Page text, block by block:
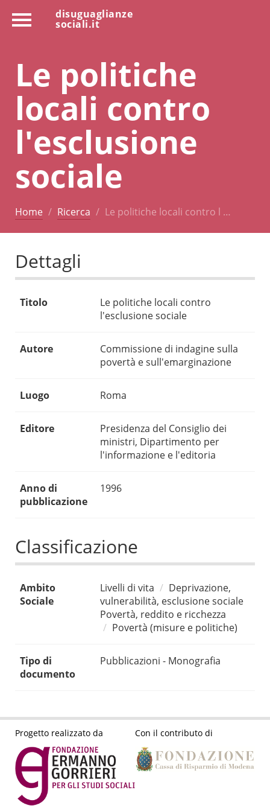
disuguaglianze
sociali.it
Le politiche
locali contro
l'esclusione
sociale
Home Ricerca Le politiche locali contro l …
Dettagli
Titolo
Le politiche locali contro
l'esclusione sociale
Autore
Commissione di indagine sulla
povertà e sull'emarginazione
Luogo Roma
Editore
Presidenza del Consiglio dei
ministri, Dipartimento per
l'informazione e l'editoria
Anno di
pubblicazione
1996
Classificazione
Ambito
Sociale
Livelli di vita
Deprivazione,
vulnerabilità, esclusione sociale
Povertà, reddito e ricchezza
Povertà (misure e politiche)
Tipo di
documento
Pubblicazioni - Monografia
Progetto realizzato da Con il contributo di